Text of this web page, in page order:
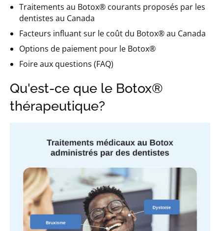
Traitements au Botox® courants proposés par les
dentistes au Canada
Facteurs influant sur le coût du Botox® au Canada
Options de paiement pour le Botox®
Foire aux questions (FAQ)
Qu'est-ce que le Botox®
thérapeutique?